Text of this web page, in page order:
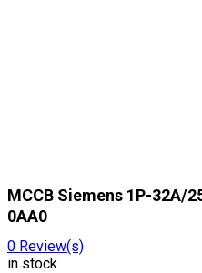
MCCB Siemens 1P-32A/
0AA0
0 Review(s)
in stock